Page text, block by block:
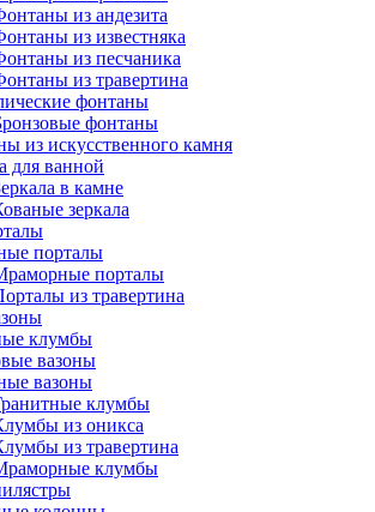
из андезита
из известняка
из песчаника
из травертина
фонтаны
фонтаны
из искусственного камня
для ванной
в камне
зеркала
порталы
порталы
из травертина
клумбы
вазоны
вазоны
клумбы
из оникса
из травертина
клумбы